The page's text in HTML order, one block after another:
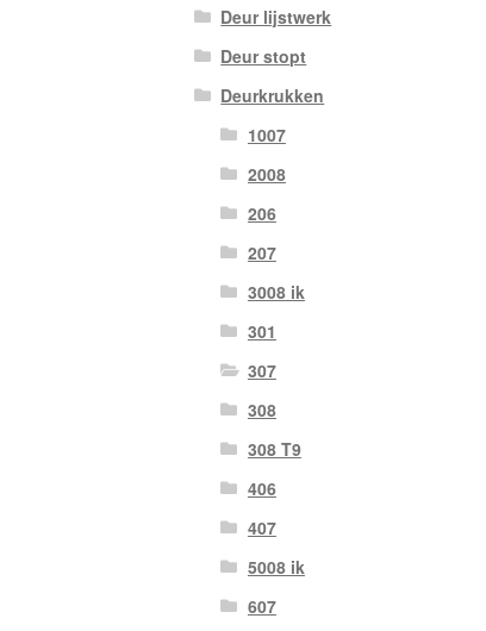
Deur lijstwerk
Deur stopt
Deurkrukken
1007
2008
206
207
3008 ik
301
307
308
308 T9
406
407
5008 ik
607